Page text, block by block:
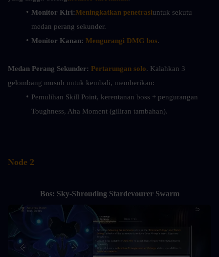
Monitor Kiri:Meningkatkan penetrasiuntuk sekutu
medan perang sekunder.
Monitor Kanan: Mengurangi DMG bos.
Medan Perang Sekunder: Pertarungan solo. Kalahkan 3
gelombang musuh untuk kembali, memberikan:
Pemulihan Skill Point, kerentanan boss + pengurangan
Toughness, Aha Moment (giliran tambahan).
Node 2
Bos: Sky-Shrouding Stardevourer Swarm